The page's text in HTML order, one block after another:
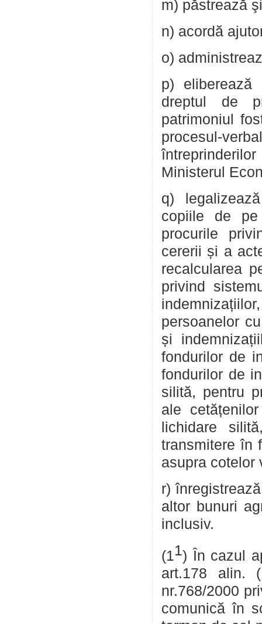
m) păstrează
n) acordă
o)
p) eliberează
dreptul de
patrimoniul
procesul-
Ministerul
q)
copiile de pe
procurile
cererii și a
recalcularea
privind
persoanelor
și
fondurilor de
fondurilor de
silită, pentru
ale
lichidare
transmitere în
asupra cotelor
r)
altor bunuri
inclusiv.
(11) În cazul
art.178 alin.
nr.768/2000
comunică în